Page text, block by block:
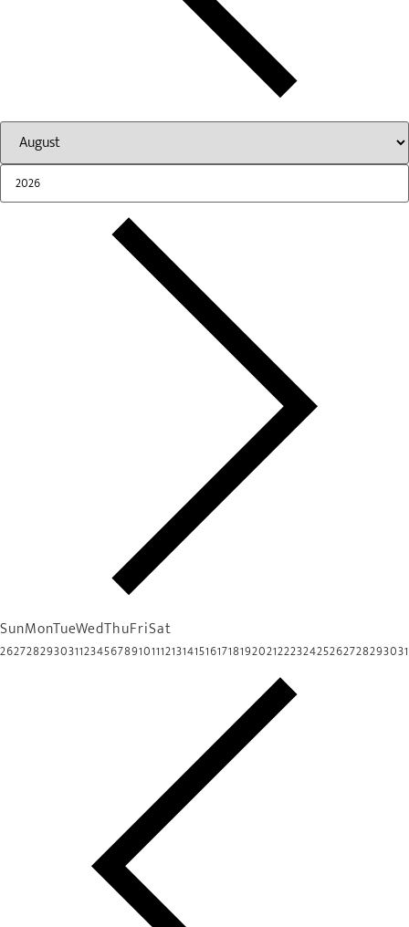
SunMonTueWedThuFriSat
26272829303112345678910111213141516171819202122232425262728293031